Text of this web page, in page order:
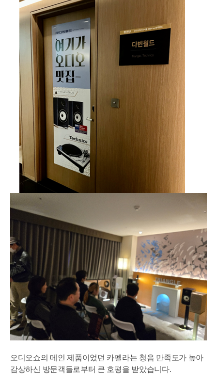
오디오쇼의 메인 제품이었던 카펠라는 청음 만족도가 높아
감상하신 방문객들로부터 큰 호평을 받았습니다.